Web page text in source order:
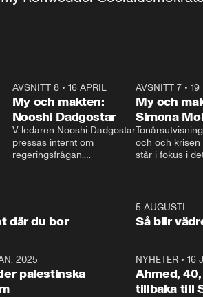
AVSNITT 8• 16 APRIL
My och makten:
Nooshi Dadgostar
V-ledaren Nooshi Dadgostar
pressas internt om
regeringsfrågan.
– Vi ställer upp i val. Ska vi
vara med så sitter vi förstås
AVSNITT 7• 19
My och
Simona
och och krisen
står i fokus i
kommentator My
Rohwedder
utbildnings-
Mohamsson
där du bor
5 AUGUSTI
Så blir
2025
palestinska
NYHETER• 16
Ahmed,
tillbaka till